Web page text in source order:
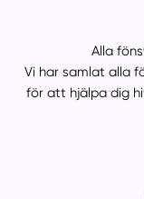
Alla
Vi har samlat alla
för att hjälpa dig